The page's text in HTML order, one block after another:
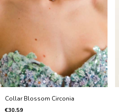
Collar Blossom Circonia
€30,59